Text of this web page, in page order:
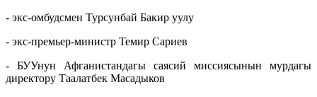
- экс-омбудсмен Турсунбай Бакир уулу
- экс-премьер-министр Темир Сариев
- БУУнун Афганистандагы саясий миссиясынын мурдагы
директору Таалатбек Масадыков